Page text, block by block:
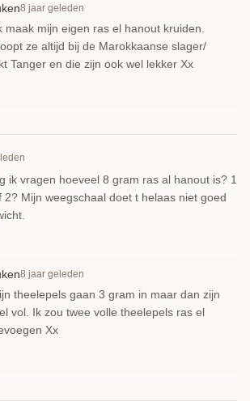
8 jaar geleden
maak mijn eigen ras el hanout kruiden.
ze altijd bij de Marokkaanse slager/
Tanger en die zijn ook wel lekker Xx
ik vragen hoeveel 8 gram ras al hanout is? 1
2? Mijn weegschaal doet t helaas niet goed
8 jaar geleden
theelepels gaan 3 gram in maar dan zijn
vol. Ik zou twee volle theelepels ras el
Xx